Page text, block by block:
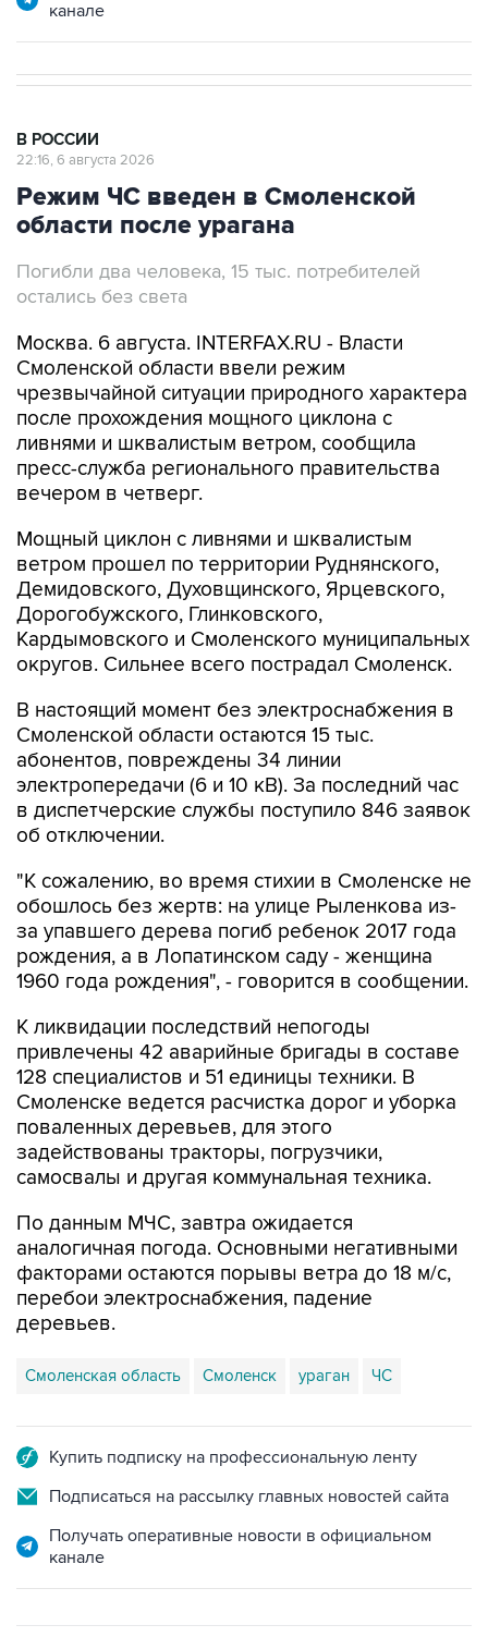
канале
В РОССИИ
22:16, 6 августа 2026
Режим ЧС введен в Смоленской
области после урагана
Погибли два человека, 15 тыс. потребителей
остались без света
Москва. 6 августа. INTERFAX.RU - Власти
Смоленской области ввели режим
чрезвычайной ситуации природного характера
после прохождения мощного циклона с
ливнями и шквалистым ветром, сообщила
пресс-служба регионального правительства
вечером в четверг.
Мощный циклон с ливнями и шквалистым
ветром прошел по территории Руднянского,
Демидовского, Духовщинского, Ярцевского,
Дорогобужского, Глинковского,
Кардымовского и Смоленского муниципальных
округов. Сильнее всего пострадал Смоленск.
В настоящий момент без электроснабжения в
Смоленской области остаются 15 тыс.
абонентов, повреждены 34 линии
электропередачи (6 и 10 кВ). За последний час
в диспетчерские службы поступило 846 заявок
об отключении.
"К сожалению, во время стихии в Смоленске не
обошлось без жертв: на улице Рыленкова из-
за упавшего дерева погиб ребенок 2017 года
рождения, а в Лопатинском саду - женщина
1960 года рождения", - говорится в сообщении.
К ликвидации последствий непогоды
привлечены 42 аварийные бригады в составе
128 специалистов и 51 единицы техники. В
Смоленске ведется расчистка дорог и уборка
поваленных деревьев, для этого
задействованы тракторы, погрузчики,
самосвалы и другая коммунальная техника.
По данным МЧС, завтра ожидается
аналогичная погода. Основными негативными
факторами остаются порывы ветра до 18 м/с,
перебои электроснабжения, падение
деревьев.
Смоленская область Смоленск ураган ЧС
Купить подписку на профессиональную ленту
Подписаться на рассылку главных новостей сайта
Получать оперативные новости в официальном
канале